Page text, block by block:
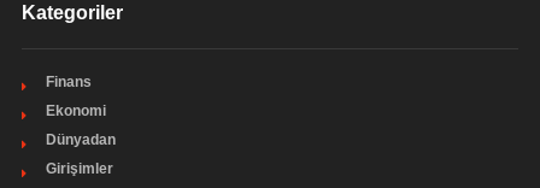
Kategoriler
Finans
Ekonomi
Dünyadan
Girişimler